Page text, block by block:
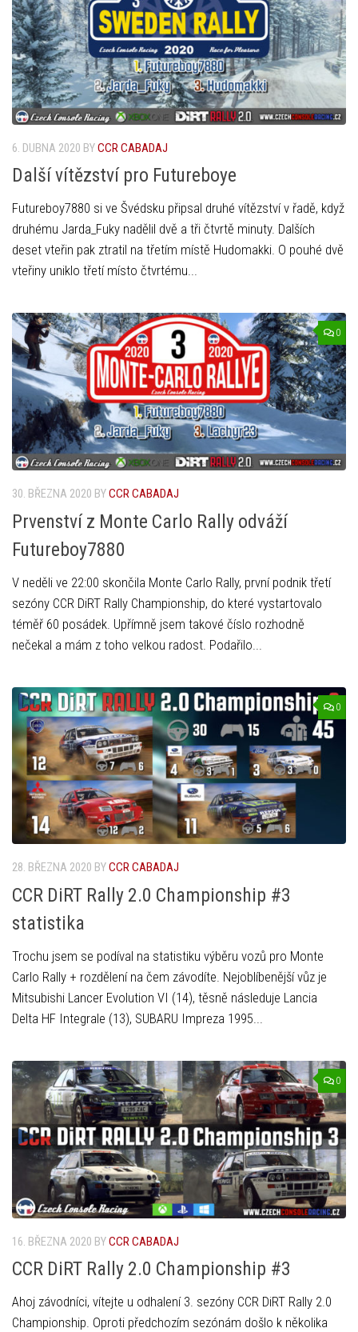
6. DUBNA 2020 BYCCR CABADAJ
Další vítězství pro Futureboye
Futureboy7880 si ve Švédsku připsal druhé vítězství v řadě, když
druhému Jarda_Fuky nadělil dvě a tři čtvrtě minuty. Dalších
deset vteřin pak ztratil na třetím místě Hudomakki. O pouhé dvě
vteřiny uniklo třetí místo čtvrtému...
0
30. BŘEZNA 2020 BYCCR CABADAJ
Prvenství z Monte Carlo Rally odváží
Futureboy7880
V neděli ve 22:00 skončila Monte Carlo Rally, první podnik třetí
sezóny CCR DiRT Rally Championship, do které vystartovalo
téměř 60 posádek. Upřímně jsem takové číslo rozhodně
nečekal a mám z toho velkou radost. Podařilo...
0
28. BŘEZNA 2020 BYCCR CABADAJ
CCR DiRT Rally 2.0 Championship #3
statistika
Trochu jsem se podíval na statistiku výběru vozů pro Monte
Carlo Rally + rozdělení na čem závodíte. Nejoblíbenější vůz je
Mitsubishi Lancer Evolution VI (14), těsně následuje Lancia
Delta HF Integrale (13), SUBARU Impreza 1995...
0
16. BŘEZNA 2020 BYCCR CABADAJ
CCR DiRT Rally 2.0 Championship #3
Ahoj závodníci, vítejte u odhalení 3. sezóny CCR DiRT Rally 2.0
Championship. Oproti předchozím sezónám došlo k několika